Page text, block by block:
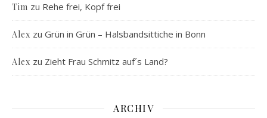
Tim zu Rehe frei, Kopf frei
Alex zu Grün in Grün – Halsbandsittiche in Bonn
Alex zu Zieht Frau Schmitz auf´s Land?
ARCHIV